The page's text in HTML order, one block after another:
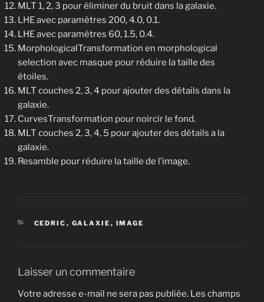
MLT 1, 2, 3 pour éliminer du bruit dans la galaxie.
LHE avec paramètres 200, 4.0, 0.1.
LHE avec paramètres 60, 1.5, 0.4.
MorphologicalTransformation en morphological
selection avec masque pour réduire la taille des
étoiles.
MLT couches 2, 3, 4 pour ajouter des détails dans la
galaxie.
CurvesTransformation pour noircir le fond.
MLT couches 2, 3, 4, 5 pour ajouter des détails a la
galaxie.
Resamble pour réduire la taille de l’image.
CATÉGORIES
CEDRIC , GALAXIE , IMAGE
Laisser un commentaire
Votre adresse e-mail ne sera pas publiée. Les champs